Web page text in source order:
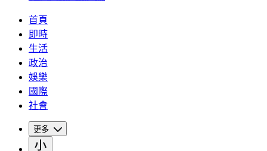
首頁
即時
生活
政治
娛樂
國際
社會
更多